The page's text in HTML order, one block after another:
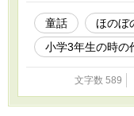
童話 ほのぼ
小学3年生の時の
文字数 589